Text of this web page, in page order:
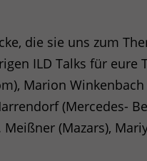
die sie uns zum
ILD Talks für eure
Marion Winkenbach
(Mercedes-
Meißner (Mazars),
anonym. Diese
Website eine anonyme